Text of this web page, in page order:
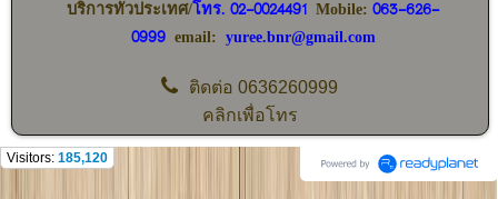
บริการทั่วประเทศ/โทร. 02-0024491 Mobile: 063-626-
0999 email: yuree.bnr@gmail.com
ติดต่อ0636260999
คลิกเพื่อโทร
Visitors: 185,120